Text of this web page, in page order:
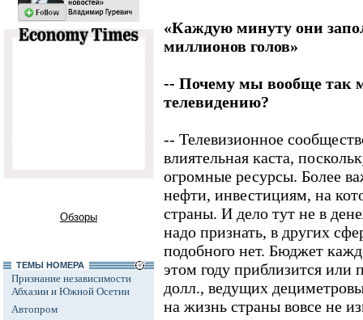
Обзоры
ТЕМЫ НОМЕРА
Признание независимости
Абхазии и Южной Осетии
Автопром
«Каждую минуту они
миллионов голов»
-- Почему мы вообще так
телевидению?
-- Телевизионное
влиятельная каста,
огромные ресурсы. Более
нефти, инвестициям, на
страны. И дело тут не в
надо признать, в других
подобного нет. Бюджет
этом году приблизится или
долл., ведущих
на жизнь страны вовсе не